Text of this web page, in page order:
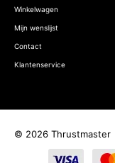
Winkelwagen
Mijn wenslijst
Contact
Klantenservice
© 2026 Thrustmaster